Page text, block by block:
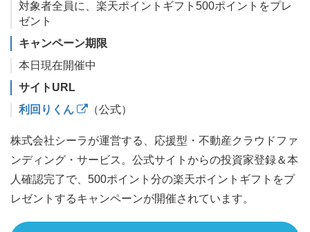
対象者全員に、楽天ポイントギフト500ポイントをプレ
ゼント
キャンペーン期限
本日現在開催中
サイトURL
利回りくん
（公式）
株式会社シーラが運営する、応援型・不動産クラウドファ
ンディング・サービス。公式サイトからの投資家登録＆本
人確認完了で、500ポイント分の楽天ポイントギフトをプ
レゼントするキャンペーンが開催されています。